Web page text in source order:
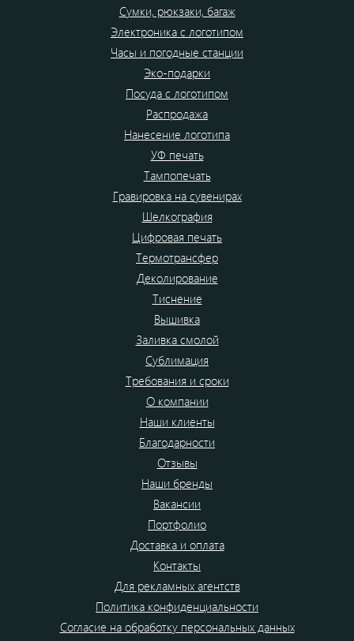
Сумки, рюкзаки, багаж
Электроника с логотипом
Часы и погодные станции
Эко-подарки
Посуда с логотипом
Распродажа
Нанесение логотипа
УФ печать
Тампопечать
Гравировка на сувенирах
Шелкография
Цифровая печать
Термотрансфер
Деколирование
Тиснение
Вышивка
Заливка смолой
Сублимация
Требования и сроки
О компании
Наши клиенты
Благодарности
Отзывы
Наши бренды
Вакансии
Портфолио
Доставка и оплата
Контакты
Для рекламных агентств
Политика конфиденциальности
Согласие на обработку персональных данных